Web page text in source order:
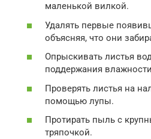
маленькой вилкой.
Удалять первые
объясняя, что они
Опрыскивать листья
поддержания
Проверять листья на
помощью лупы.
Протирать пыль с
тряпочкой.